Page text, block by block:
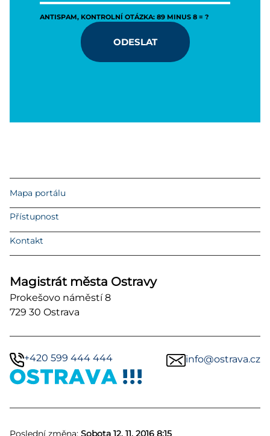
ANTISPAM, KONTROLNÍ OTÁZKA: 89 MINUS 8 = ?
ODESLAT
Mapa portálu
Přístupnost
Kontakt
Magistrát města Ostravy
Prokešovo náměstí 8
729 30 Ostrava
+420 599 444 444 info@ostrava.cz
Poslední změna: Sobota 12. 11. 2016 8:15